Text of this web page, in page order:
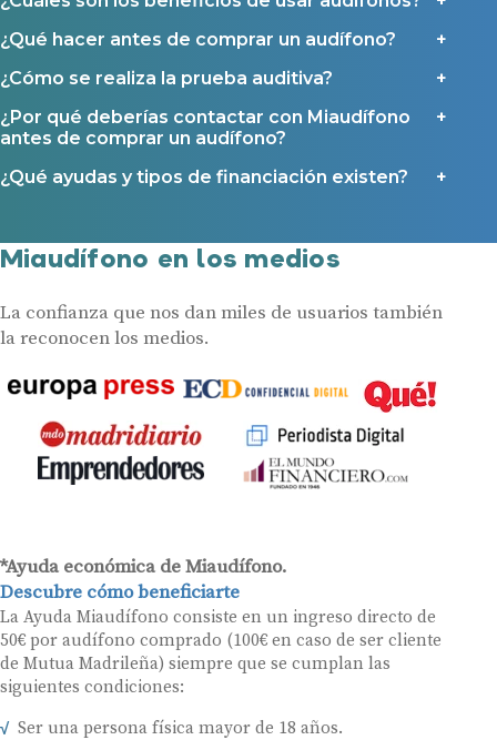
¿Qué hacer antes de comprar un audífono?
¿Cómo se realiza la prueba auditiva?
¿Por qué deberías contactar con Miaudífono
antes de comprar un audífono?
¿Qué ayudas y tipos de financiación existen?
Miaudífono en los medios
La confianza que nos dan miles de usuarios también
la reconocen los medios.
*Ayuda económica de Miaudífono.
Descubre cómo beneficiarte
La Ayuda Miaudífono consiste en un ingreso directo de
50€ por audífono comprado (100€ en caso de ser cliente
de Mutua Madrileña) siempre que se cumplan las
siguientes condiciones:
Ser una persona física mayor de 18 años.